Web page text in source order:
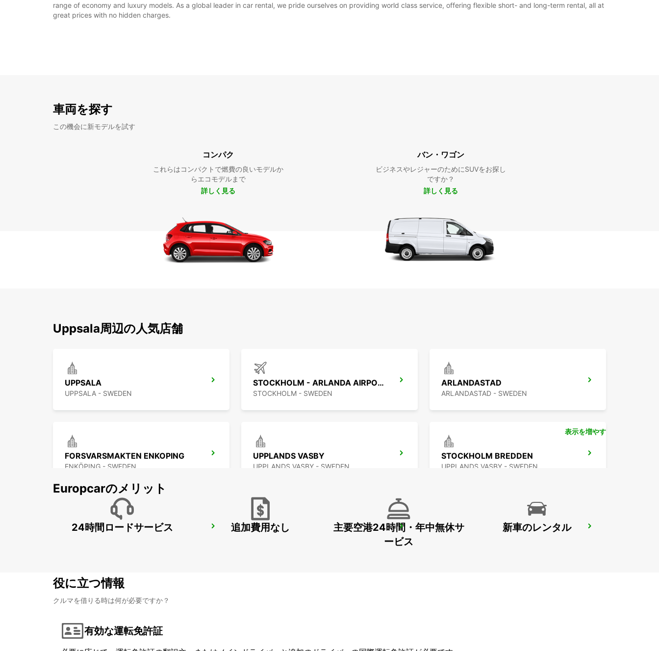
range of economy and luxury models. As a global leader in car rental, we pride ourselves on providing world class service, offering flexible short- and long-term rental, all at
great prices with no hidden charges.
車両を探す
この機会に新モデルを試す
コンパク
これらはコンパクトで燃費の良いモデルか
らエコモデルまで
詳しく見る
バン・ワゴン
ビジネスやレジャーのためにSUVをお探し
ですか？
詳しく見る
Uppsala周辺の人気店舗
UPPSALA
UPPSALA - SWEDEN
STOCKHOLM - ARLANDA AIRPORT
STOCKHOLM - SWEDEN
ARLANDASTAD
ARLANDASTAD - SWEDEN
FORSVARSMAKTEN ENKOPING
ENKÖPING - SWEDEN
UPPLANDS VASBY
UPPLANDS VASBY - SWEDEN
STOCKHOLM BREDDEN
UPPLANDS VASBY - SWEDEN
STOCKHOLM SKODA BREDDEN VALLENTUNA SANDVIK COROMANT DELIVERY GIMO
表示を増やす
Europcarのメリット
24時間ロードサービス 追加費用なし
主要空港24時間・年中無休サ
ービス
新車のレンタル
役に立つ情報
クルマを借りる時は何が必要ですか？
有効な運転免許証